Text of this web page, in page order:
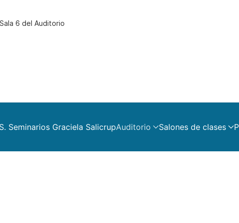
Sala 6 del Auditorio
S. Seminarios Graciela SalicrupAuditorio Salones de clases